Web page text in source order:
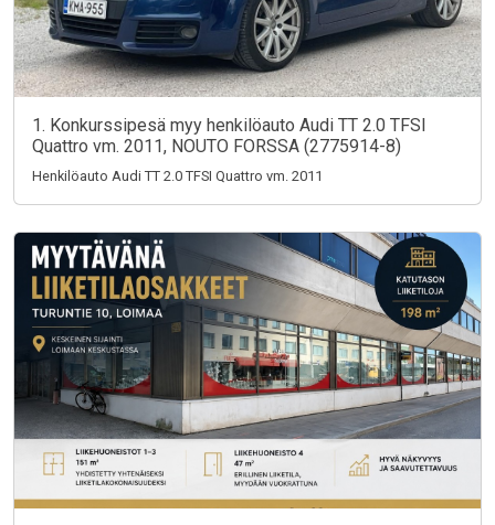
1. Konkurssipesä myy henkilöauto Audi TT 2.0 TFSI
Quattro vm. 2011, NOUTO FORSSA (2775914-8)
Henkilöauto Audi TT 2.0 TFSI Quattro vm. 2011